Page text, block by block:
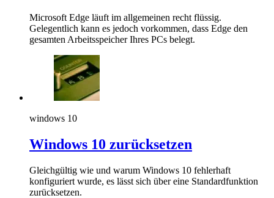
Microsoft Edge läuft im allgemeinen recht flüssig.
Gelegentlich kann es jedoch vorkommen, dass Edge den
gesamten Arbeitsspeicher Ihres PCs belegt.
windows 10
Windows 10 zurücksetzen
Gleichgültig wie und warum Windows 10 fehlerhaft
konfiguriert wurde, es lässt sich über eine Standardfunktion
zurücksetzen.